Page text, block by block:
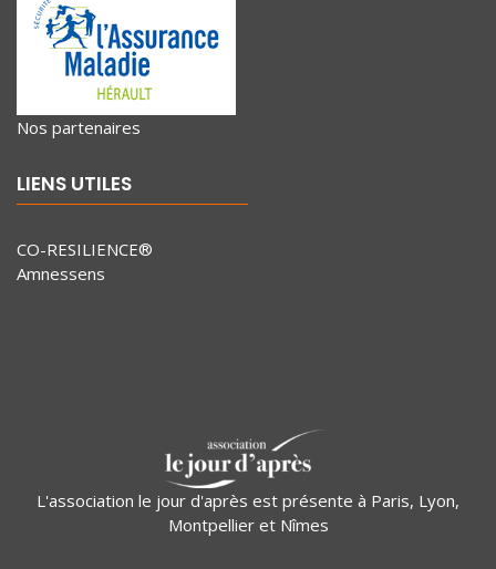
Nos partenaires
LIENS UTILES
CO-RESILIENCE®
Amnessens
L'association le jour d'après est présente à Paris, Lyon,
Montpellier et Nîmes